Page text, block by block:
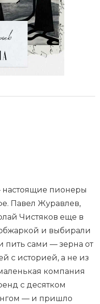
настоящие пионеры
Павел Журавлев,
Чистяков еще в
и выбирали
пить сами — зерна от
с историей, а не из
компания
с десятком
— и пришло